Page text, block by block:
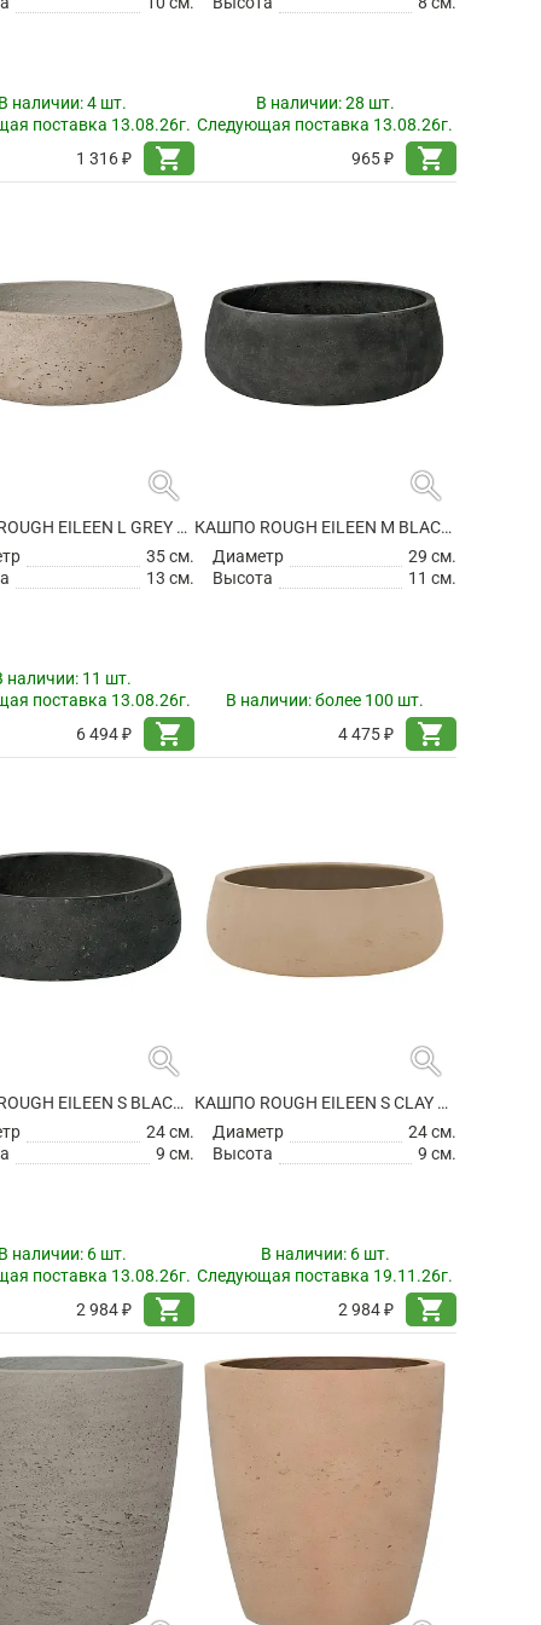
наличии:4 шт.
поставка 13.08.26г.
1 316 ₽
shopping_cart
В наличии:28 шт.
Следующая поставка 13.08.26г.
965 ₽
shopping_cart
search
КАШПО ROUGH EILEEN L GREY WASHED
35 см.
13 см.
наличии: 11 шт.
поставка 13.08.26г.
6 494 ₽
shopping_cart
search
КАШПО ROUGH EILEEN M BLACK WASHED
Диаметр
29 см.
Высота
11 см.
В наличии:более 100 шт.
4 475 ₽
shopping_cart
search
КАШПО ROUGH EILEEN S BLACK WASHED
24 см.
9 см.
наличии: 6 шт.
поставка 13.08.26г.
2 984 ₽
shopping_cart
search
КАШПО ROUGH EILEEN S CLAY WASHED
Диаметр
24 см.
Высота
9 см.
В наличии: 6 шт.
Следующая поставка 19.11.26г.
2 984 ₽
shopping_cart